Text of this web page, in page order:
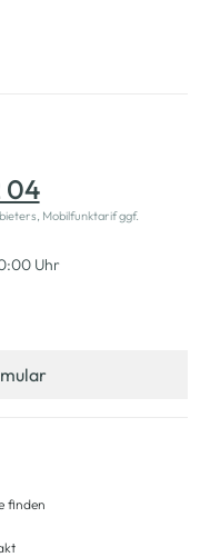
04
Mobilfunktarif ggf.
Uhr
finden